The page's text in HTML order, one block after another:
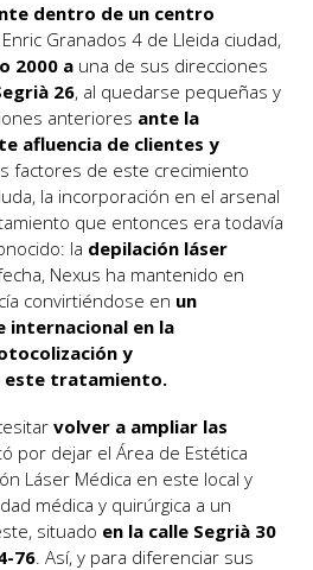
dentro de un centro
Granados 4 de Lleida ciudad,
2000 a una de sus direcciones
26, al quedarse pequeñas y
anteriores ante la
afluencia de clientes y
factores de este crecimiento
la incorporación en el arsenal
que entonces era todavía
la depilación láser
Nexus ha mantenido en
convirtiéndose en un
internacional en la
y
este tratamiento.
volver a ampliar las
por dejar el Área de Estética
Láser Médica en este local y
médica y quirúrgica a un
situado en la calle Segrià 30
76. Así, y para diferenciar sus